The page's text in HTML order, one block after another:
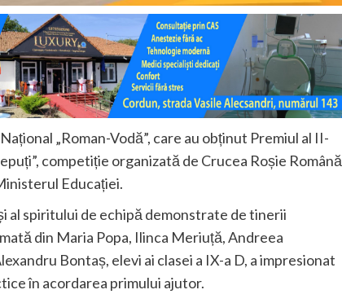
„Roman-Vodă”, care au obținut Premiul al II-
competiție organizată de Crucea Roșie Română
Educației.
al spiritului de echipă demonstrate de tinerii
din Maria Popa, Ilinca Meriuță, Andreea
Bontaș, elevi ai clasei a IX-a D, a impresionat
în acordarea primului ajutor.